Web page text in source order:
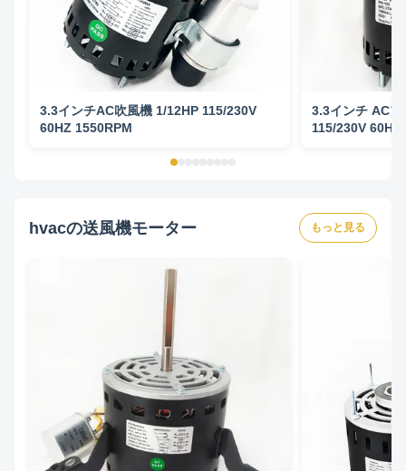
3.3インチAC吹風機 1/12HP 115/230V
60HZ 1550RPM
3.3インチ AC
115/230V 60HZ
hvacの送風機モーター もっと見る